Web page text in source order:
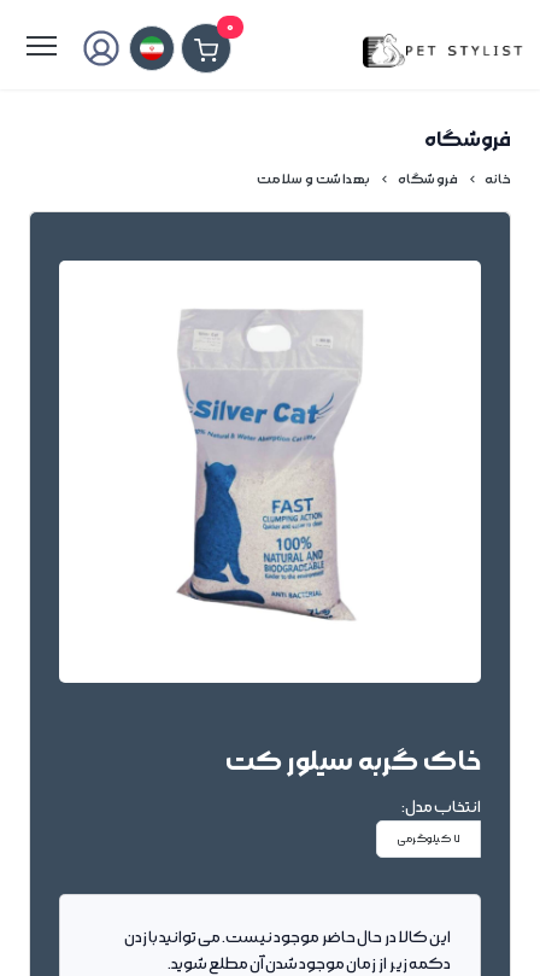
0
فروشگاه
خانه فروشگاه بهداشت و سلامت
خاک گربه سیلور کت
انتخاب مدل:
7 کیلوگرمی
این کالا در حال حاضر موجود نیست. می توانید با زدن
دکمه زیر از زمان موجود شدن آن مطلع شوید.